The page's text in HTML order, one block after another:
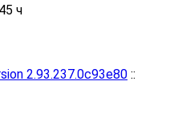
ч
2.93.237.0c93e80 ::